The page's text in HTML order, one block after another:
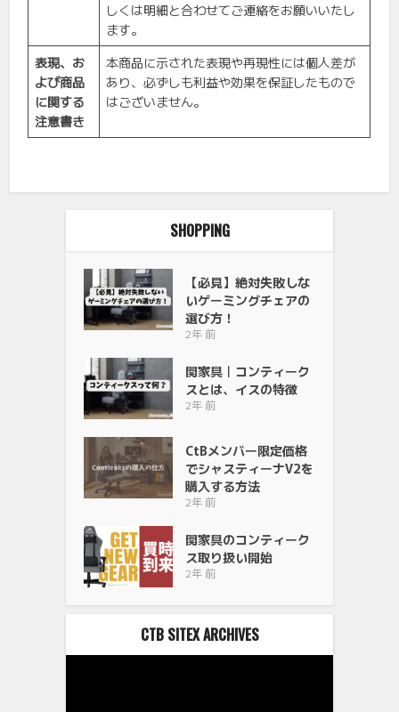
しくは明細と合わせてご連絡をお願いいたし
ます。
表現、お
よび商品
に関する
注意書き
本商品に示された表現や再現性には個人差が
あり、必ずしも利益や効果を保証したもので
はございません。
SHOPPING
【必見】絶対失敗しな
いゲーミングチェアの
選び方！
2年 前
関家具｜コンティーク
スとは、イスの特徴
2年 前
CtBメンバー限定価格
でシャスティーナV2を
購入する方法
2年 前
関家具のコンティーク
ス取り扱い開始
2年 前
CTB SITEX ARCHIVES